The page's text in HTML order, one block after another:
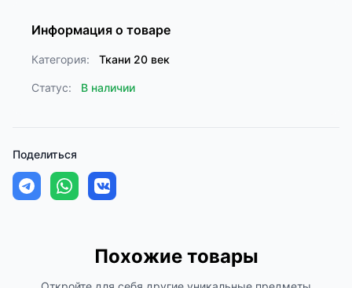
Информация о товаре
Категория: Ткани 20 век
Статус: В наличии
Поделиться
Похожие товары